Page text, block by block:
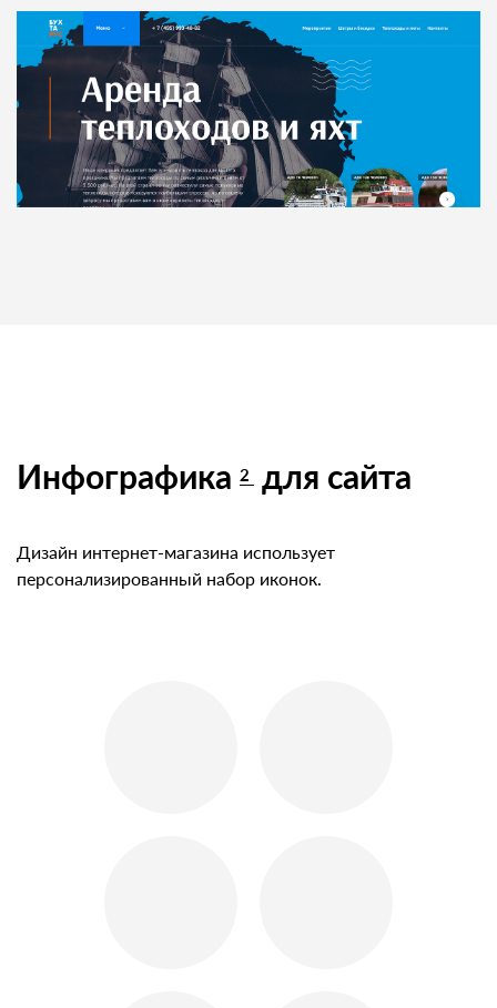
Инфографика 2 для сайта
Дизайн интернет-магазина использует
персонализированный набор иконок.